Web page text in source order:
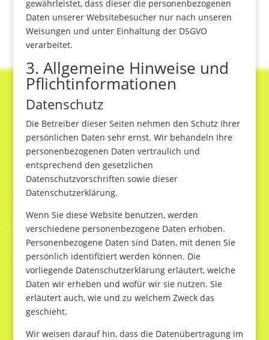
gewährleistet, dass dieser die personenbezogenen
Daten unserer Websitebesucher nur nach unseren
Weisungen und unter Einhaltung der DSGVO
verarbeitet.
3. Allgemeine Hinweise und
Pflicht­informationen
Datenschutz
Die Betreiber dieser Seiten nehmen den Schutz Ihrer
persönlichen Daten sehr ernst. Wir behandeln Ihre
personenbezogenen Daten vertraulich und
entsprechend den gesetzlichen
Datenschutzvorschriften sowie dieser
Datenschutzerklärung.
Wenn Sie diese Website benutzen, werden
verschiedene personenbezogene Daten erhoben.
Personenbezogene Daten sind Daten, mit denen Sie
persönlich identifiziert werden können. Die
vorliegende Datenschutzerklärung erläutert, welche
Daten wir erheben und wofür wir sie nutzen. Sie
erläutert auch, wie und zu welchem Zweck das
geschieht.
Wir weisen darauf hin, dass die Datenübertragung im